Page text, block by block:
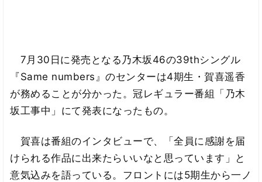
7月30日に発売となる乃木坂46の39thシングル
『Same numbers』のセンターは4期生・賀喜遥香
が務めることが分かった。冠レギュラー番組「乃木
坂工事中」にて発表になったもの。
賀喜は番組のインタビューで、「全員に感謝を届
けられる作品に出来たらいいなと思っています」と
意気込みを語っている。フロントには5期生から一ノ